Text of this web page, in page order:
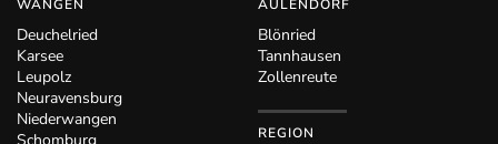
WANGEN
Deuchelried
Karsee
Leupolz
Neuravensburg
Niederwangen
AULENDORF
Blönried
Tannhausen
Zollenreute
REGION